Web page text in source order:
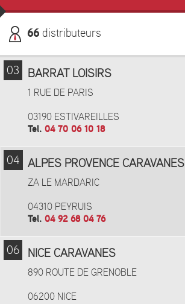
66 distributeurs
03 BARRAT LOISIRS
1 RUE DE PARIS
03190 ESTIVAREILLES
Tel. 04 70 06 10 18
04 ALPES PROVENCE CARAVANES
ZA LE MARDARIC
04310 PEYRUIS
Tel. 04 92 68 04 76
06 NICE CARAVANES
890 ROUTE DE GRENOBLE
06200 NICE